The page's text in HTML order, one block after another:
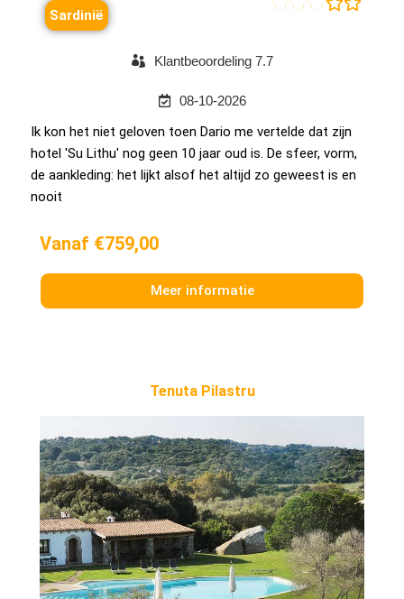
Sardinië
Klantbeoordeling 7.7
08-10-2026
Ik kon het niet geloven toen Dario me vertelde dat zijn
hotel 'Su Lithu' nog geen 10 jaar oud is. De sfeer, vorm,
de aankleding: het lijkt alsof het altijd zo geweest is en
nooit
Vanaf €759,00
Meer informatie
Tenuta Pilastru